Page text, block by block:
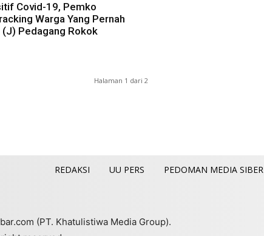
Covid-19, Pemko
Warga Yang Pernah
(J) Pedagang Rokok
Halaman 1 dari 2
REDAKSI UU PERS PEDOMAN MEDIA SIBER
(PT. Khatulistiwa Media Group).